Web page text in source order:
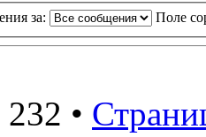
за: Поле
•